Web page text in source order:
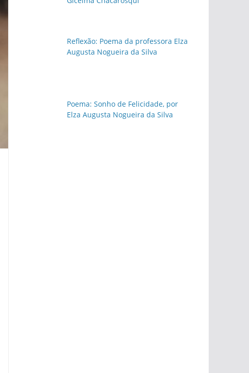
Reflexão: Poema da professora Elza
Augusta Nogueira da Silva
Poema: Sonho de Felicidade, por
Elza Augusta Nogueira da Silva